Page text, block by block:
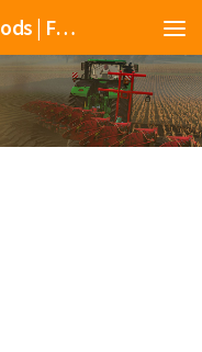
Landwirtschafts Simulator 25 Mods | Farming Simulator 25 Mods | FS25 Mods